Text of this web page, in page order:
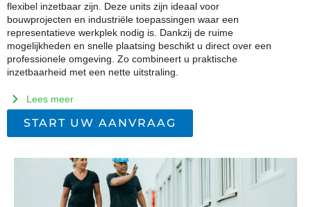
flexibel inzetbaar zijn. Deze units zijn ideaal voor
bouwprojecten en industriële toepassingen waar een
representatieve werkplek nodig is. Dankzij de ruime
mogelijkheden en snelle plaatsing beschikt u direct over een
professionele omgeving. Zo combineert u praktische
inzetbaarheid met een nette uitstraling.
Lees meer
START UW AANVRAAG